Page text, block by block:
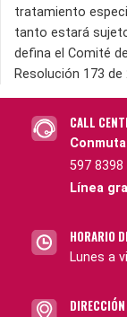
tratamiento
tanto estará
defina el Comité
Resolución 173 de
CALL
597
Línea
HORARIO
Lunes a
DIRECCIÓN